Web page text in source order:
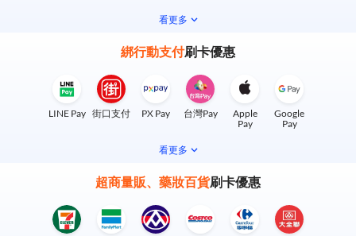
看更多
綁行動支付刷卡優惠
LINE Pay 街口支付 PX Pay 台灣Pay
Apple
Pay
Google
Pay
看更多
超商量販、藥妝百貨刷卡優惠